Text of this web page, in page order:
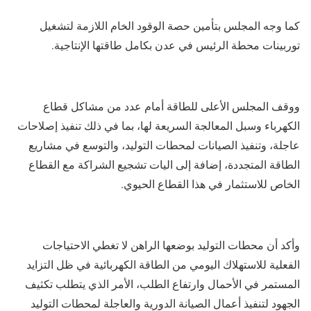
كما وجه المجلس بتأمين حصة الوقود الخام اللازمة لتشغيل
توربينات محطة الرئيس في عدن بكامل طاقتها الإنتاجية.
ووقف المجلس الأعلى للطاقة أمام عدد من مشاكل قطاع
الكهرباء وسبل المعالجة السريعة لها، بما في ذلك تنفيذ إصلاحات
عاجلة، وتنفيذ الصيانات لمحطات التوليد، والتوسع في مشاريع
الطاقة المتجددة، إضافة إلى اليات تشجيع الشراكة مع القطاع
الخاص للاستثمار في هذا القطاع الحيوي.
وأكد أن محطات التوليد بوضعها الراهن لا تغطي الاحتياجات
الفعلية للاستهلاك اليومي من الطاقة الكهربائية في ظل التزايد
المستمر في الأحمال وارتفاع الطلب، الأمر الذي يتطلب تكثيف
الجهود لتنفيذ أعمال الصيانة الدورية والعاجلة لمحطات التوليد